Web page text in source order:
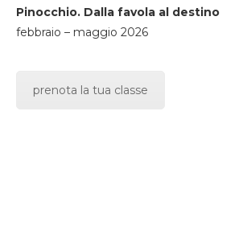
Pinocchio. Dalla favola al destino
febbraio – maggio 2026
prenota la tua classe